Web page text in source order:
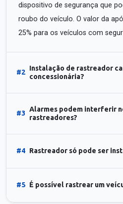
dispositivo de segurança que
roubo do veículo. O valor da
25% para os veículos com
#2
Instalação de rastreador
concessionária?
#3
Alarmes podem interferir
rastreadores?
#4 Rastreador só pode ser
#5 É possível rastrear um